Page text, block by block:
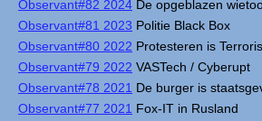
Observant#82 2024 De opgeblazen
Observant#81 2023 Politie Black Box
Observant#80 2022 Protesteren is
Observant#79 2022 VASTech / Cyberupt
Observant#78 2021 De burger is
Observant#77 2021 Fox-IT in Rusland